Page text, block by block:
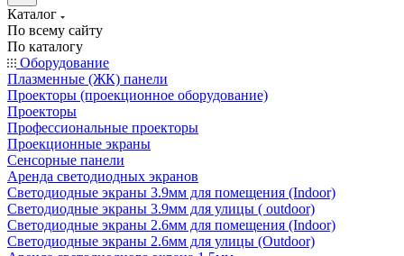
Каталог
По всему сайту
По каталогу
Оборудование
Плазменные (ЖК) панели
Проекторы (проекционное оборудование)
Проекторы
Профессиональные проекторы
Проекционные экраны
Сенсорные панели
Аренда светодиодных экранов
Светодиодные экраны 3.9мм для помещения (Indoor)
Светодиодные экраны 3.9мм для улицы ( outdoor)
Светодиодные экраны 2.6мм для помещения (Indoor)
Светодиодные экраны 2.6мм для улицы (Outdoor)